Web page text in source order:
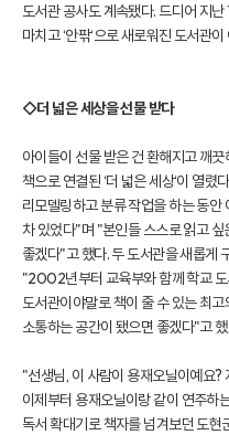
도서관 공사도 계속됐다. 드디어 지난
마치고 ‘안팎‘으로 새로워진 도서관
◇더 넓은 세상을 선물 받다
아이들이 선물 받은 건 환해지고 깨끗
책으로 연결된 ‘더 넓은 세상‘이 열
리모델링하고 분류 작업을 하는 동안
차 있었다"며 "본인들 스스로 읽고
좋겠다"고 했다. 두 도서관을 새롭게
"2002년부터 교육부와 함께 학교 도
도서관이야말로 책이 줄 수 있는 최
소통하는 공간이 됐으면 좋겠다"고
"선생님, 이 사람이 용재오닐이예요
이제부터 용재오닐이랑 같이 연주하
독서 확대기로 책자를 넘겨보던 도현